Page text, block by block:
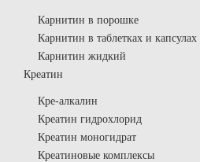
Карнитин в порошке
Карнитин в таблетках и капсулах
Карнитин жидкий
Креатин
Кре-алкалин
Креатин гидрохлорид
Креатин моногидрат
Креатиновые комплексы